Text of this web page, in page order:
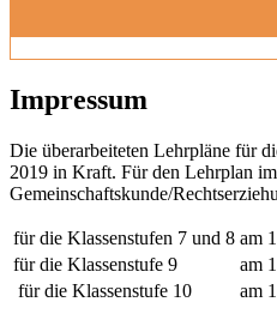
Impressum
Die überarbeiteten Lehrpläne für
2019 in Kraft. Für den Lehrplan
Gemeinschaftskunde/
für die Klassenstufen 7 und 8 am
für die Klassenstufe 9
am
für die Klassenstufe 10
am